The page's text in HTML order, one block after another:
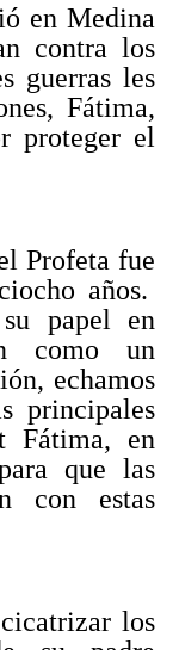
en Medina
contra los
guerras les
Fátima,
proteger el
Profeta fue
años.
papel en
como un
echamos
principales
Fátima, en
que las
con estas
los